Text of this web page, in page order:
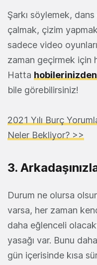
Şarkı söylemek,
çalmak, çizim
sadece video
zaman geçirmek için
Hatta hobilerinizden
bile görebilirsiniz!
2021 Yılı Burç
Neler Bekliyor? >>
3.
Durum ne olursa
varsa, her zaman
daha eğlenceli
yasağı var. Bunu
gün içerisinde kısa